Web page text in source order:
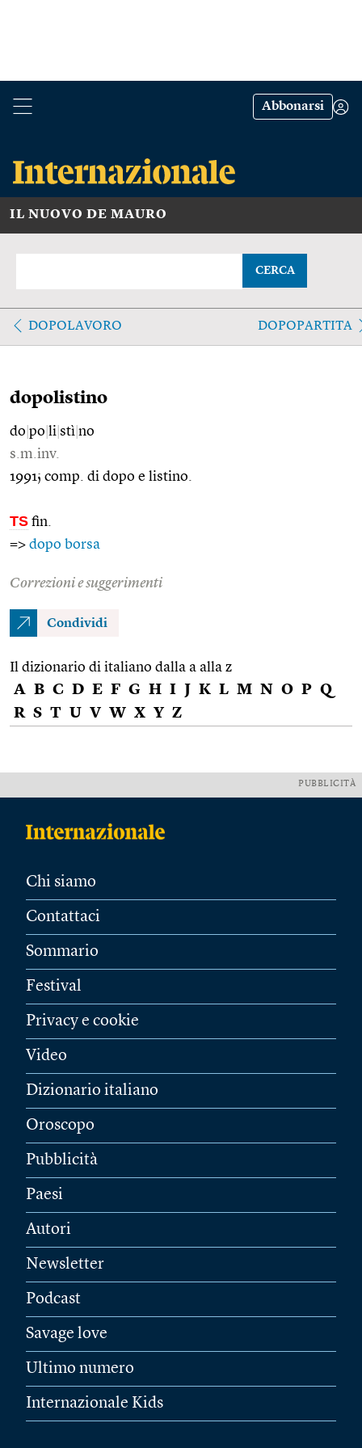
Abbonarsi
IL NUOVO DE MAURO
CERCA
DOPOLAVORO DOPOPARTITA
dopolistino
do po li stì no
s.m.inv.
1991; comp. di dopo e listino.
TS fin.
=> dopo borsa
Correzioni e suggerimenti
Condividi
Il dizionario di italiano dalla a alla z
A B C D E F G H I J K L M N O P Q
R S T U V W X Y Z
PUBBLICITÀ
Chi siamo
Contattaci
Sommario
Festival
Privacy e cookie
Video
Dizionario italiano
Oroscopo
Pubblicità
Paesi
Autori
Newsletter
Podcast
Savage love
Ultimo numero
Internazionale Kids